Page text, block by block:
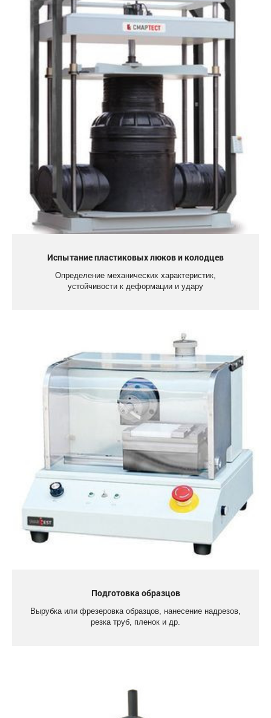
Испытание пластиковых люков и колодцев
Определение механических характеристик,
устойчивости к деформации и удару
Подготовка образцов
Вырубка или фрезеровка образцов, нанесение надрезов,
резка труб, пленок и др.